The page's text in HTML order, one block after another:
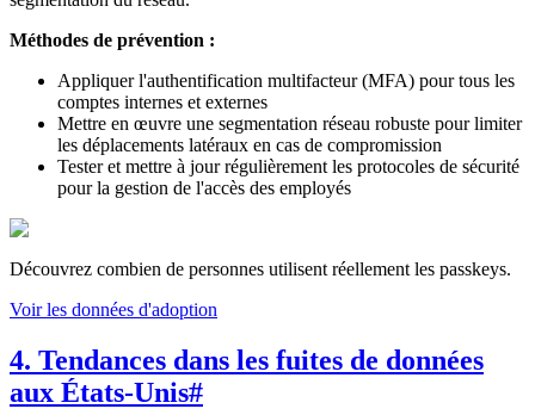
Méthodes de prévention :
Appliquer l'authentification multifacteur (MFA) pour tous les
comptes internes et externes
Mettre en œuvre une segmentation réseau robuste pour limiter
les déplacements latéraux en cas de compromission
Tester et mettre à jour régulièrement les protocoles de sécurité
pour la gestion de l'accès des employés
Découvrez combien de personnes utilisent réellement les passkeys.
Voir les données d'adoption
4. Tendances dans les fuites de données
aux États-Unis#